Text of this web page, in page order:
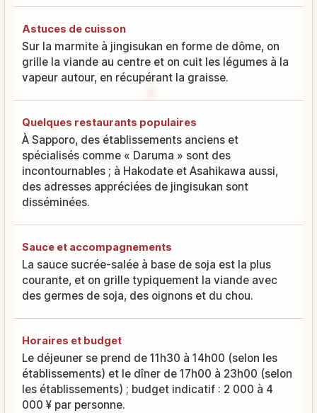
Astuces de cuisson
Sur la marmite à jingisukan en forme de dôme, on
grille la viande au centre et on cuit les légumes à la
vapeur autour, en récupérant la graisse.
Quelques restaurants populaires
À Sapporo, des établissements anciens et
spécialisés comme « Daruma » sont des
incontournables ; à Hakodate et Asahikawa aussi,
des adresses appréciées de jingisukan sont
disséminées.
Sauce et accompagnements
La sauce sucrée-salée à base de soja est la plus
courante, et on grille typiquement la viande avec
des germes de soja, des oignons et du chou.
Horaires et budget
Le déjeuner se prend de 11h30 à 14h00 (selon les
établissements) et le dîner de 17h00 à 23h00 (selon
les établissements) ; budget indicatif : 2 000 à 4
000 ¥ par personne.